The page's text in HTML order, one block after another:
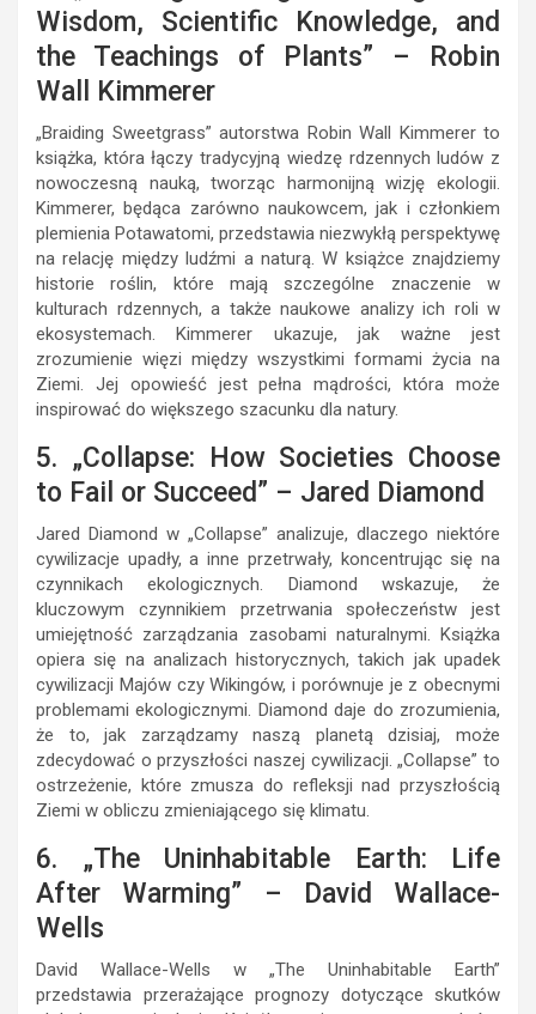
Wisdom, Scientific Knowledge, and
the Teachings of Plants” – Robin
Wall Kimmerer
„Braiding Sweetgrass” autorstwa Robin Wall Kimmerer to
książka, która łączy tradycyjną wiedzę rdzennych ludów z
nowoczesną nauką, tworząc harmonijną wizję ekologii.
Kimmerer, będąca zarówno naukowcem, jak i członkiem
plemienia Potawatomi, przedstawia niezwykłą perspektywę
na relację między ludźmi a naturą. W książce znajdziemy
historie roślin, które mają szczególne znaczenie w
kulturach rdzennych, a także naukowe analizy ich roli w
ekosystemach. Kimmerer ukazuje, jak ważne jest
zrozumienie więzi między wszystkimi formami życia na
Ziemi. Jej opowieść jest pełna mądrości, która może
inspirować do większego szacunku dla natury.
5. „Collapse: How Societies Choose
to Fail or Succeed” – Jared Diamond
Jared Diamond w „Collapse” analizuje, dlaczego niektóre
cywilizacje upadły, a inne przetrwały, koncentrując się na
czynnikach ekologicznych. Diamond wskazuje, że
kluczowym czynnikiem przetrwania społeczeństw jest
umiejętność zarządzania zasobami naturalnymi. Książka
opiera się na analizach historycznych, takich jak upadek
cywilizacji Majów czy Wikingów, i porównuje je z obecnymi
problemami ekologicznymi. Diamond daje do zrozumienia,
że to, jak zarządzamy naszą planetą dzisiaj, może
zdecydować o przyszłości naszej cywilizacji. „Collapse” to
ostrzeżenie, które zmusza do refleksji nad przyszłością
Ziemi w obliczu zmieniającego się klimatu.
6. „The Uninhabitable Earth: Life
After Warming” – David Wallace-
Wells
David Wallace-Wells w „The Uninhabitable Earth”
przedstawia przerażające prognozy dotyczące skutków